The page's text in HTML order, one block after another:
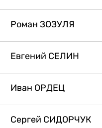
Роман ЗОЗУЛЯ
Евгений СЕЛИН
Иван ОРДЕЦ
Сергей СИДОРЧУК